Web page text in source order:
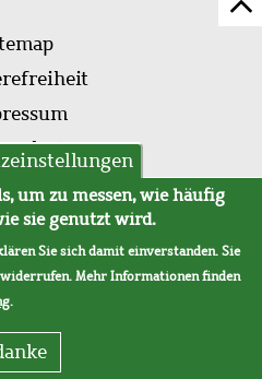
AVBum zu messen, wie häufig
sie genutzt wird.
Sie sich damit einverstanden. Sie
Mehr Informationen finden
.